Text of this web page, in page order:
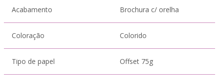
Acabamento Brochura c/ orelha
Coloração Colorido
Tipo de papel Offset 75g